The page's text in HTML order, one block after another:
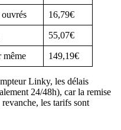
16,79€
55,07€
même 149,19€
Linky, les délais
24/48h), car la remise
les tarifs sont